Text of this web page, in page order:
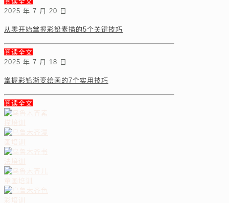
2025 年 7 月 20 日
从零开始掌握彩铅素描的5个关键技巧
阅读全文
2025 年 7 月 18 日
掌握彩铅渐变绘画的7个实用技巧
阅读全文